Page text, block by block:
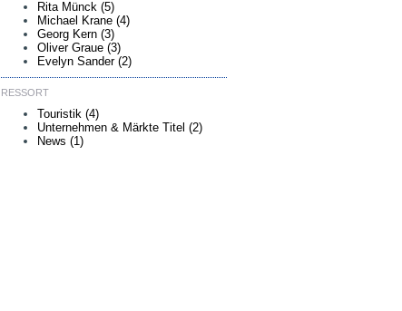
Rita Münck (5)
Michael Krane (4)
Georg Kern (3)
Oliver Graue (3)
Evelyn Sander (2)
RESSORT
Touristik (4)
Unternehmen & Märkte Titel (2)
News (1)